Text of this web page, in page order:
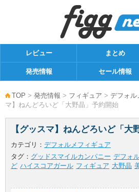
レビュー まとめ
発売情報 セール情報
TOP > 発売情報 > フィギュア > デフォル
マ】ねんどろいど「大野晶」予約開始
【グッスマ】ねんどろいど「大
カテゴリ： デフォルメフィギュア
タグ： グッドスマイルカンパニー デフォ
ど ハイスコアガール フィギュア 大野晶